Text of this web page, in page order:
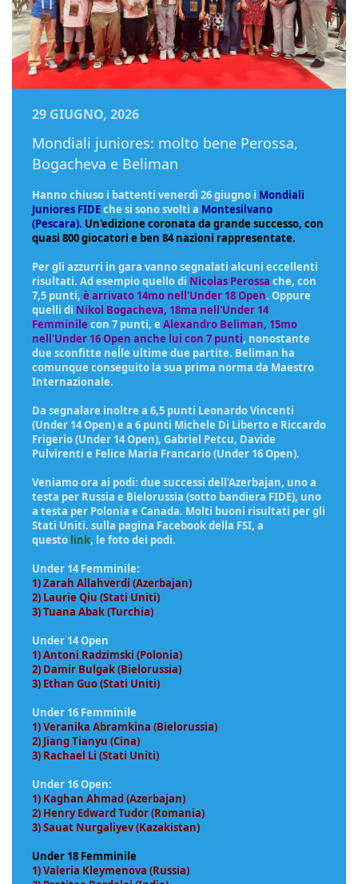
29 GIUGNO, 2026
Mondiali juniores: molto bene Perossa,
Bogacheva e Beliman
Hanno chiuso i battenti venerdì 26 giugno i Mondiali
Juniores FIDEche si sono svolti a Montesilvano
(Pescara). Un'edizione coronata da grande successo, con
quasi 800 giocatori e ben 84 nazioni rappresentate.
Per gli azzurri in gara vanno segnalati alcuni eccellenti
risultati. Ad esempio quello di Nicolas Perossa che, con
7,5 punti, è arrivato 14mo nell'Under 18 Open. Oppure
quelli di Nikol Bogacheva, 18ma nell'Under 14
Femminile con 7 punti, e Alexandro Beliman, 15mo
nell'Under 16 Open anche lui con 7 punti, nonostante
due sconfitte neĺle ultime due partite. Beliman ha
comunque conseguito la sua prima norma da Maestro
Internazionale.
Da segnalare inoltre a 6,5 punti Leonardo Vincenti
(Under 14 Open) e a 6 punti Michele Di Liberto e Riccardo
Frigerio (Under 14 Open), Gabriel Petcu, Davide
Pulvirenti e Felice Maria Francario (Under 16 Open).
Veniamo ora ai podi: due successi dell'Azerbajan, uno a
testa per Russia e Bielorussia (sotto bandiera FIDE), uno
a testa per Polonia e Canada. Molti buoni risultati per gli
Stati Uniti. sulla pagina Facebook della FSI, a
questo link, le foto dei podi.
Under 14 Femminile:
1) Zarah Allahverdi (Azerbajan)
2) Laurie Qiu (Stati Uniti)
3) Tuana Abak (Turchia)
Under 14 Open
1) Antoni Radzimski (Polonia)
2) Damir Bulgak (Bielorussia)
3) Ethan Guo (Stati Uniti)
Under 16 Femminile
1) Veranika Abramkina (Bielorussia)
2) Jiang Tianyu (Cina)
3) Rachael Li (Stati Uniti)
Under 16 Open:
1) Kaghan Ahmad (Azerbajan)
2) Henry Edward Tudor (Romania)
3) Sauat Nurgaliyev (Kazakistan)
Under 18 Femminile
1) Valeria Kleymenova (Russia)